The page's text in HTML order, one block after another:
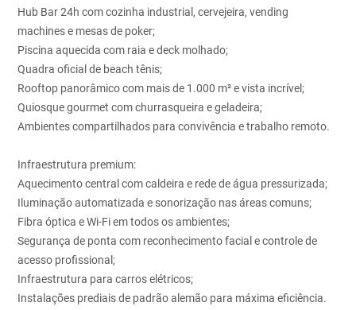
Hub Bar 24h com cozinha industrial, cervejeira, vending
machines e mesas de poker;
Piscina aquecida com raia e deck molhado;
Quadra oficial de beach tênis;
Rooftop panorâmico com mais de 1.000 m² e vista incrível;
Quiosque gourmet com churrasqueira e geladeira;
Ambientes compartilhados para convivência e trabalho remoto.
Infraestrutura premium:
Aquecimento central com caldeira e rede de água pressurizada;
Iluminação automatizada e sonorização nas áreas comuns;
Fibra óptica e Wi-Fi em todos os ambientes;
Segurança de ponta com reconhecimento facial e controle de
acesso profissional;
Infraestrutura para carros elétricos;
Instalações prediais de padrão alemão para máxima eficiência.